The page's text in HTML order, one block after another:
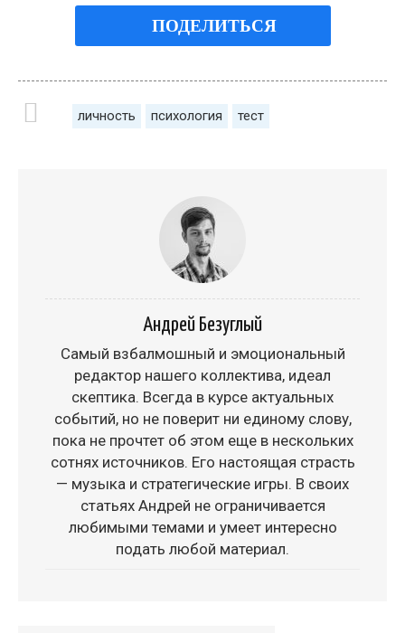
ПОДЕЛИТЬСЯ
личность психология тест
Андрей Безуглый
Самый взбалмошный и эмоциональный
редактор нашего коллектива, идеал
скептика. Всегда в курсе актуальных
событий, но не поверит ни единому слову,
пока не прочтет об этом еще в нескольких
сотнях источников. Его настоящая страсть
— музыка и стратегические игры. В своих
статьях Андрей не ограничивается
любимыми темами и умеет интересно
подать любой материал.